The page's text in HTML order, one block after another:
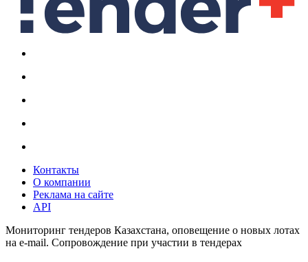
Контакты
О компании
Реклама на сайте
API
Мониторинг тендеров Казахстана, оповещение о новых лотах
на e-mail. Сопровождение при участии в тендерах